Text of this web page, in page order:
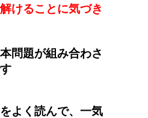
けることに気づき
問題が組み合わさ
よく読んで、一気